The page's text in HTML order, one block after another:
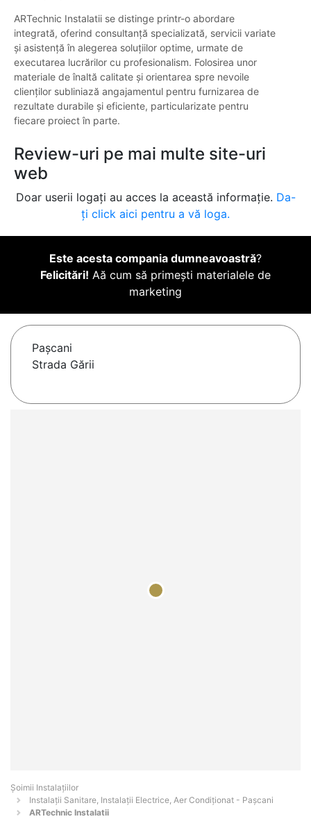
ARTechnic Instalatii se distinge printr-o abordare
integrată, oferind consultanță specializată, servicii variate
și asistență în alegerea soluțiilor optime, urmate de
executarea lucrărilor cu profesionalism. Folosirea unor
materiale de înaltă calitate și orientarea spre nevoile
clienților subliniază angajamentul pentru furnizarea de
rezultate durabile și eficiente, particularizate pentru
fiecare proiect în parte.
Review-uri pe mai multe site-uri
web
Doar userii logați au acces la această informație. Da-
ți click aici pentru a vă loga.
Este acesta compania dumneavoastră?
Felicitări! Aă cum să primești materialele de
marketing
Paşcani
Strada Gării
Şoimii Instalaţiilor
Instalații Sanitare, Instalații Electrice, Aer Condiționat - Paşcani
ARTechnic Instalatii